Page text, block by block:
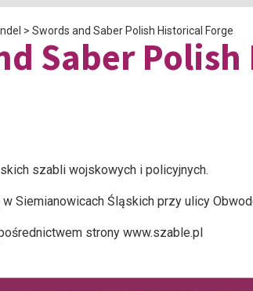
> Swords and Saber Polish Historical Forge
Saber
szabli wojskowych i policyjnych.
Siemianowicach Śląskich przy ulicy
strony www.szable.pl